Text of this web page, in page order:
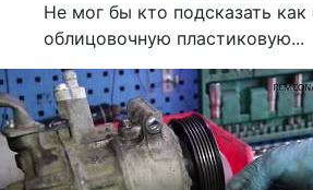
Не мог бы кто подсказать
облицовочную пластиковую...